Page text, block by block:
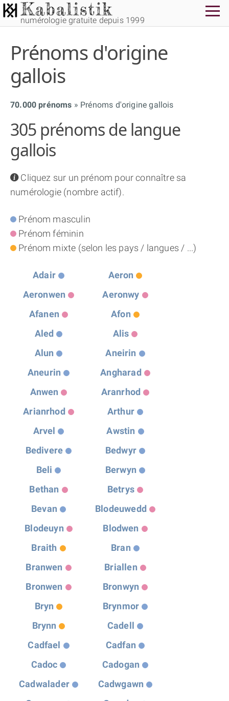
numérologie gratuite depuis 1999
Prénoms d'origine
gallois
70.000 prénoms Prénoms d'origine gallois
305 prénoms de langue
gallois
infoCliquez sur un prénom pour connaître sa
numérologie (nombre actif).
Prénom masculin
Prénom féminin
Prénom mixte (selon les pays / langues / ...)
Adair
Aeron
Aeronwen
Aeronwy
Afanen
Afon
Aled
Alis
Alun
Aneirin
Aneurin
Angharad
Anwen
Aranrhod
Arianrhod
Arthur
Arvel
Awstin
Bedivere
Bedwyr
Beli
Berwyn
Bethan
Betrys
Bevan
Blodeuwedd
Blodeuyn
Blodwen
Braith
Bran
Branwen
Briallen
Bronwen
Bronwyn
Bryn
Brynmor
Brynn
Cadell
Cadfael
Cadfan
Cadoc
Cadogan
Cadwalader
Cadwgawn
THÈME GRATUIT
THÈME NUMÉROLOGIQUE APPROFONDI
THÈME TEMPOREL
THÈME « DOUBLE JE »
APPRENDRE LA NUMÉROLOGIE
EXPLORER LA NUMÉROLOGIE
70.000 PRÉNOMS
(À PROPOS)